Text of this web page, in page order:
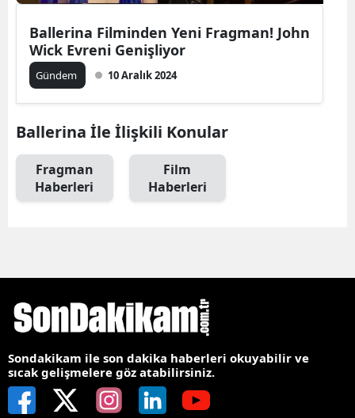
Ballerina Filminden Yeni Fragman! John
Wick Evreni Genişliyor
Gündem 10 Aralık 2024
Ballerina İle İlişkili Konular
Fragman
Haberleri
Film
Haberleri
Sondakikam ile son dakika haberleri okuyabilir ve
sıcak gelişmelere göz atabilirsiniz.